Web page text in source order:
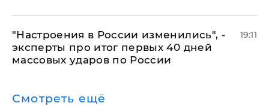
"Настроения в России изменились", -
эксперты про итог первых 40 дней
массовых ударов по России
19:11
Смотреть ещё